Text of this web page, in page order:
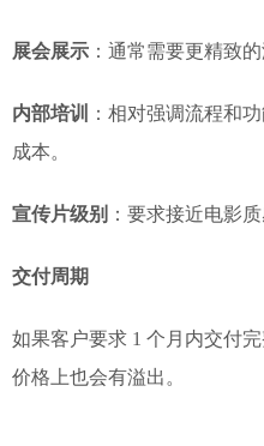
展会展示 ：通常需要更精致
内部培训
：相对强调流程和
成本。
宣传片级别 ：要求接近电影
交付周期
如果客户要求 1 个月内交付
价格上也会有溢出。